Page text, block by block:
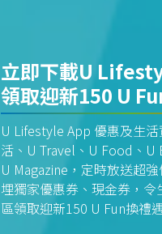
立即下載U
領取迎新150 U
U Lifestyle App 優惠及生
活、U Travel、U Food、U
U Magazine，定時放送超
埋獨家優惠券、現金券，
區領取迎新150 U Fun換禮